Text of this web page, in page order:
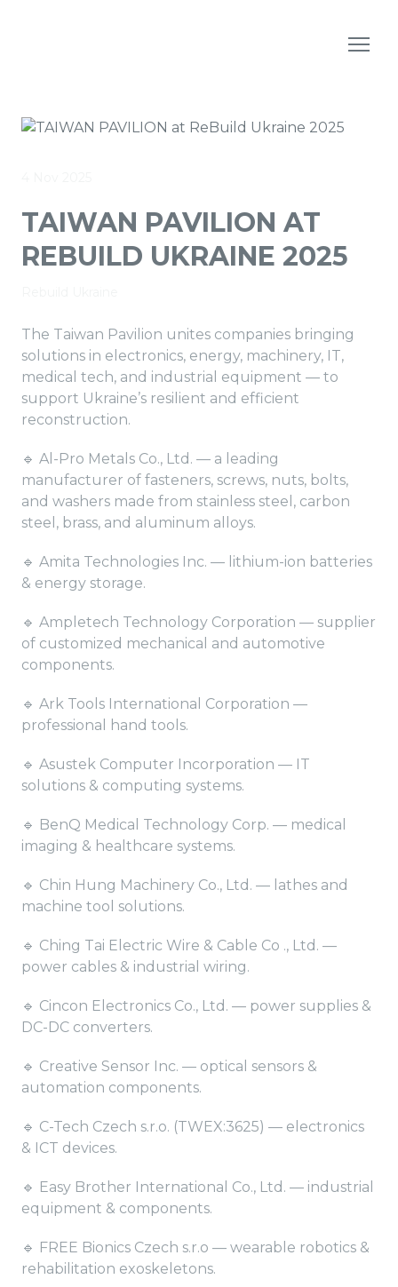
TAIWAN PAVILION AT
REBUILD UKRAINE 2025
The Taiwan Pavilion unites companies bringing
solutions in electronics, energy, machinery, IT,
medical tech, and industrial equipment — to
support Ukraine’s resilient and efficient
reconstruction.
🔹 Al-Pro Metals Co., Ltd. — a leading
manufacturer of fasteners, screws, nuts, bolts,
and washers made from stainless steel, carbon
steel, brass, and aluminum alloys.
🔹 Amita Technologies Inc. — lithium-ion batteries
& energy storage.
🔹 Ampletech Technology Corporation — supplier
of customized mechanical and automotive
components.
🔹 Ark Tools International Corporation —
professional hand tools.
🔹 Asustek Computer Incorporation — IT
solutions & computing systems.
🔹 BenQ Medical Technology Corp. — medical
imaging & healthcare systems.
🔹 Chin Hung Machinery Co., Ltd. — lathes and
machine tool solutions.
🔹 Ching Tai Electric Wire & Cable Co ., Ltd. —
power cables & industrial wiring.
🔹 Cincon Electronics Co., Ltd. — power supplies &
DC-DC converters.
🔹 Creative Sensor Inc. — optical sensors &
automation components.
🔹 C-Tech Czech s.r.o. (TWEX:3625) — electronics
& ICT devices.
🔹 Easy Brother International Co., Ltd. — industrial
equipment & components.
🔹 FREE Bionics Czech s.r.o — wearable robotics &
rehabilitation exoskeletons.